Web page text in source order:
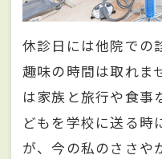
休診日には他院での
趣味の時間は取れま
は家族と旅行や食事
どもを学校に送る時
が、今の私のささや